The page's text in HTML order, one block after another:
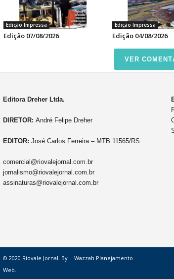
Edição Impressa
Edição 07/08/2026
Edição Impressa
Edição 04/08/2026
VER
Editora Dreher Ltda.
DIRETOR: André Felipe Dreher
EDITOR: José Carlos Ferreira – MTB 11565/RS
comercial@riovalejornal.com.br
jornalismo@riovalejornal.com.br
assinaturas@riovalejornal.com.br
© 2020 Riovale Jornal. By
Wazzah Planejamento
Web.